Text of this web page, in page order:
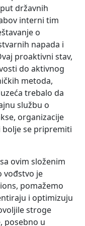
državnih
interni tim
o
napada i
proaktivni stav,
do aktivnog
metoda,
trebalo da
službu o
organizacije
se pripremiti
ovim složenim
vođstvo je
pomažemo
i optimizuju
stroge
posebno u